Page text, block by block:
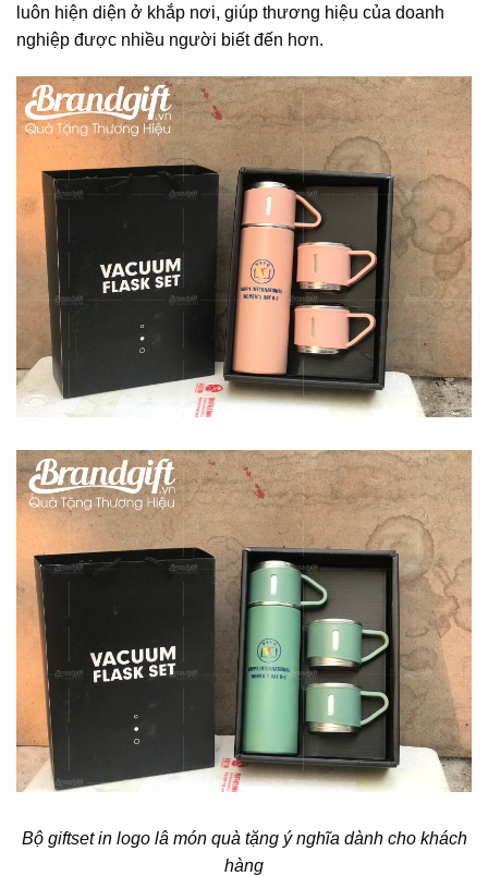
luôn hiện diện ở khắp nơi, giúp thương hiệu của doanh
nghiệp được nhiều người biết đến hơn.
Bộ giftset in logo lâ món quà tặng ý nghĩa dành cho khách
hàng